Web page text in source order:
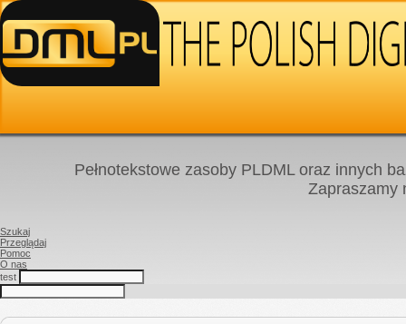
Pełnotekstowe zasoby PLDML oraz innych
Zapraszamy
Szukaj
Przeglądaj
Pomoc
O nas
test